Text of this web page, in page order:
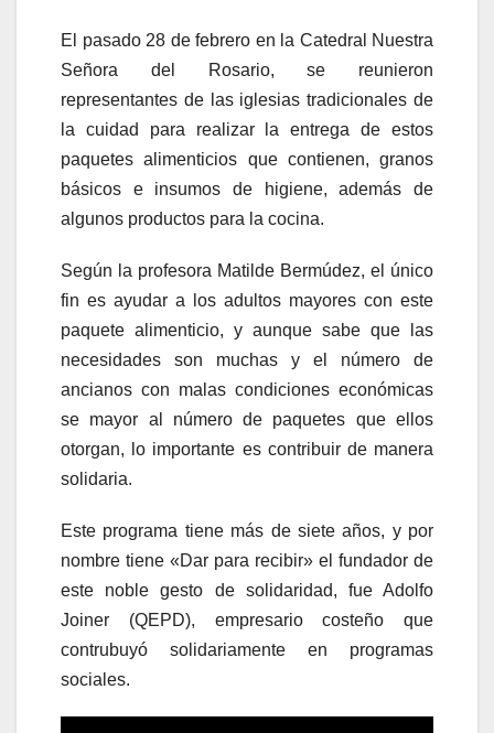
El pasado 28 de febrero en la Catedral Nuestra
Señora del Rosario, se reunieron
representantes de las iglesias tradicionales de
la cuidad para realizar la entrega de estos
paquetes alimenticios que contienen, granos
básicos e insumos de higiene, además de
algunos productos para la cocina.
Según la profesora Matilde Bermúdez, el único
fin es ayudar a los adultos mayores con este
paquete alimenticio, y aunque sabe que las
necesidades son muchas y el número de
ancianos con malas condiciones económicas
se mayor al número de paquetes que ellos
otorgan, lo importante es contribuir de manera
solidaria.
Este programa tiene más de siete años, y por
nombre tiene «Dar para recibir» el fundador de
este noble gesto de solidaridad, fue Adolfo
Joiner (QEPD), empresario costeño que
contrubuyó solidariamente en programas
sociales.